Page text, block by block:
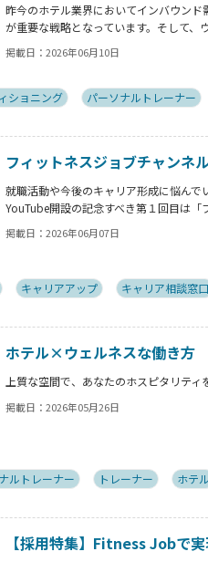
昨今のホテル業界においてインバウンド
が重要な戦略となっています。そして、
ストレッチトレーナー、コンディショ
でも高く評価される時代になっています
掲載日： 2026年06月10日
ショニング パーソナルトレーナー
フィットネスジョブチャン
就職活動や今後のキャリア形成に悩んで
YouTube開設の記念すべき第１回目は「
「フィットネスキャリア無料相談窓口
え方や行動プロセスを視聴しながら学べ
掲載日： 2026年06月07日
キャリアアップ キャリア相談窓口
ホテル×ウェルネスな働き方
上質な空間で、あなたのホスピタリティ
掲載日： 2026年05月26日
ルトレーナー トレーナー ホテル
【採用特集】Fitness Jobで